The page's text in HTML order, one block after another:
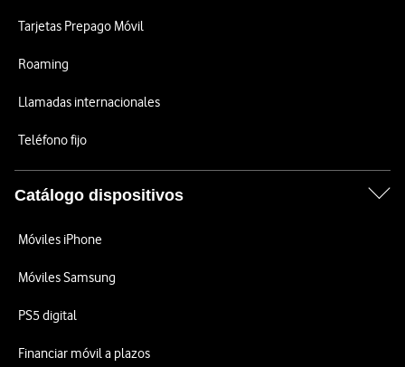
Tarjetas Prepago Móvil
Roaming
Llamadas internacionales
Teléfono fijo
Catálogo dispositivos
Móviles iPhone
Móviles Samsung
PS5 digital
Financiar móvil a plazos